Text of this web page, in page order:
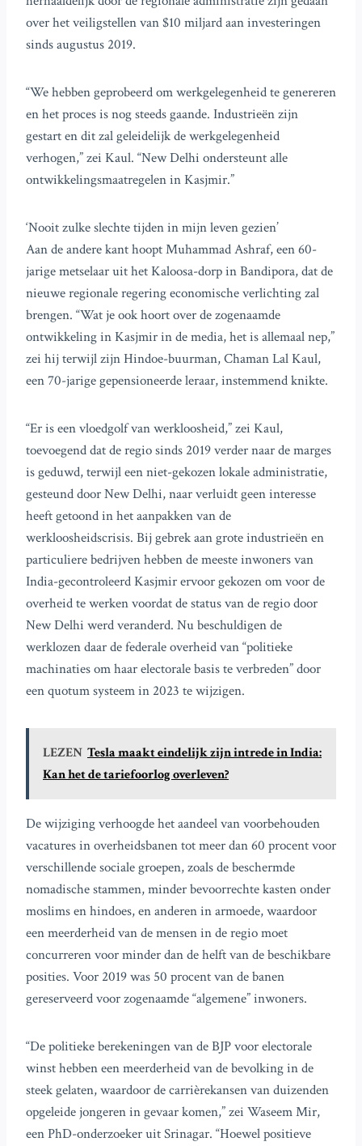
over het veiligstellen van $10 miljard aan investeringen
sinds augustus 2019.
“We hebben geprobeerd om werkgelegenheid te genereren
en het proces is nog steeds gaande. Industrieën zijn
gestart en dit zal geleidelijk de werkgelegenheid
verhogen,” zei Kaul. “New Delhi ondersteunt alle
ontwikkelingsmaatregelen in Kasjmir.”
‘Nooit zulke slechte tijden in mijn leven gezien’
Aan de andere kant hoopt Muhammad Ashraf, een 60-
jarige metselaar uit het Kaloosa-dorp in Bandipora, dat de
nieuwe regionale regering economische verlichting zal
brengen. “Wat je ook hoort over de zogenaamde
ontwikkeling in Kasjmir in de media, het is allemaal nep,”
zei hij terwijl zijn Hindoe-buurman, Chaman Lal Kaul,
een 70-jarige gepensioneerde leraar, instemmend knikte.
“Er is een vloedgolf van werkloosheid,” zei Kaul,
toevoegend dat de regio sinds 2019 verder naar de marges
is geduwd, terwijl een niet-gekozen lokale administratie,
gesteund door New Delhi, naar verluidt geen interesse
heeft getoond in het aanpakken van de
werkloosheidscrisis. Bij gebrek aan grote industrieën en
particuliere bedrijven hebben de meeste inwoners van
India-gecontroleerd Kasjmir ervoor gekozen om voor de
overheid te werken voordat de status van de regio door
New Delhi werd veranderd. Nu beschuldigen de
werklozen daar de federale overheid van “politieke
machinaties om haar electorale basis te verbreden” door
een quotum systeem in 2023 te wijzigen.
LEZEN Tesla maakt eindelijk zijn intrede in India:
Kan het de tariefoorlog overleven?
De wijziging verhoogde het aandeel van voorbehouden
vacatures in overheidsbanen tot meer dan 60 procent voor
verschillende sociale groepen, zoals de beschermde
nomadische stammen, minder bevoorrechte kasten onder
moslims en hindoes, en anderen in armoede, waardoor
een meerderheid van de mensen in de regio moet
concurreren voor minder dan de helft van de beschikbare
posities. Voor 2019 was 50 procent van de banen
gereserveerd voor zogenaamde “algemene” inwoners.
“De politieke berekeningen van de BJP voor electorale
winst hebben een meerderheid van de bevolking in de
steek gelaten, waardoor de carrièrekansen van duizenden
opgeleide jongeren in gevaar komen,” zei Waseem Mir,
een PhD-onderzoeker uit Srinagar. “Hoewel positieve